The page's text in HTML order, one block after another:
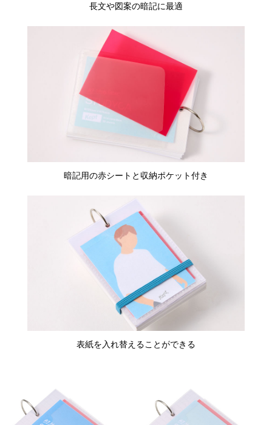
長文や図案の暗記に最適
暗記用の赤シートと収納ポケット付き
表紙を入れ替えることができる